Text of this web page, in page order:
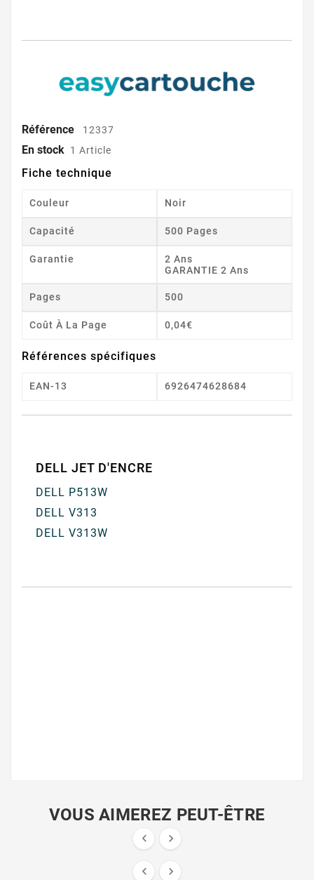
Référence 12337
En stock 1 Article
Fiche technique
Couleur Noir
Capacité 500 Pages
Garantie
2 Ans
GARANTIE 2 Ans
Pages 500
Coût À La Page 0,04€
Références spécifiques
EAN-13 6926474628684
DELL JET D'ENCRE
DELL P513W
DELL V313
DELL V313W
VOUS AIMEREZ PEUT-ÊTRE
 
 